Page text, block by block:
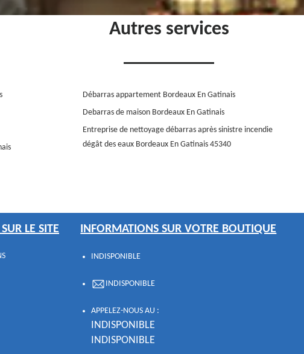
Autres services
Débarras appartement Bordeaux En Gatinais
Debarras de maison Bordeaux En Gatinais
Entreprise de nettoyage débarras après sinistre incendie
dégât des eaux Bordeaux En Gatinais 45340
LE SITE INFORMATIONS SUR VOTRE BOUTIQUE
INDISPONIBLE
INDISPONIBLE
APPELEZ-NOUS AU :
INDISPONIBLE
INDISPONIBLE